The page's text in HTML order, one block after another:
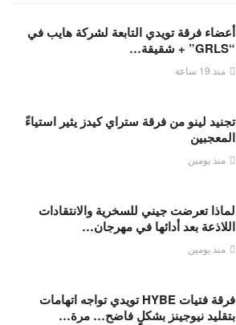
أعضاء فرقة تويدي التابعة لشركة هايب في
“GRLS” + شقيقة…
منذ 19 ساعة
تجنيد لينو من فرقة ستراي كيدز يثير استياءً
المعجبين
منذ يومين
لماذا تعرضت جيني للسخرية والانتقادات
اللاذعة بعد أدائها في مهرجان…
منذ يومين
فرقة فتيات HYBE تويدي تواجه اتهامات
بتقليد نيوجينز بشكلٍ فاضح… مرة…